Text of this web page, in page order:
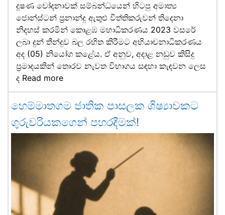
දූෂණ චෝදනාවක් සම්බන්ධයෙන් හිටපු අමාත්‍ය
ජොන්ස්ටන් ප්‍රනාන්දු ඇතුළු විත්තිකරුවන් තිදෙනා
නිදහස් කරමින් කොළඹ මහාධිකරණය 2023 වසරේ
ලබා දුන් තීන්දුව බල රහිත කිරීමට අභියාචනාධිකරණය
අද (05) නියෝග කළේය. ඒ අනුව, අදාළ නඩුව කිසිදු
ප්‍රමාදයකින් තොරව නැවත විභාගය සඳහා කැඳවන ලෙස
ද Read more
හෙම්මාතගම ජාතික පාසලක ශිෂ්‍යාවකට
ගුරුවරියකගෙන් පහරදීමක්!